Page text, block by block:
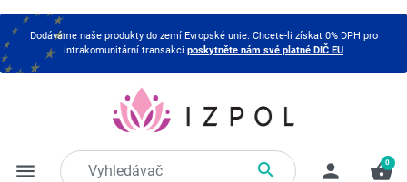
Dodáváme naše produkty do zemí Evropské unie. Chcete-li získat 0% DPH pro
intrakomunitární transakci poskytněte nám své platné DIČ EU
menu  person shopping_basket
0